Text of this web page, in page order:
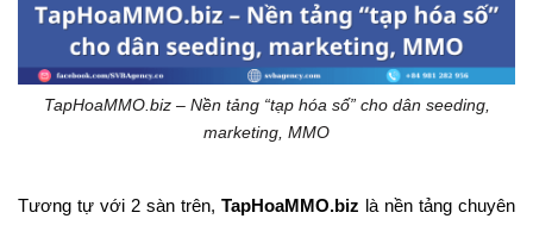
TapHoaMMO.biz – Nền tảng “tạp hóa số” cho dân seeding,
marketing, MMO
Tương tự với 2 sàn trên, TapHoaMMO.biz là nền tảng chuyên